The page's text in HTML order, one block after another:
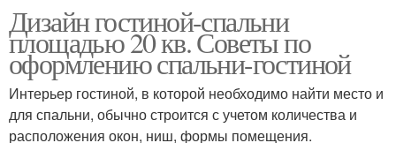
Дизайн гостиной-спальни
площадью 20 кв. Советы по
оформлению спальни-гостиной
Интерьер гостиной, в которой необходимо найти место и
для спальни, обычно строится с учетом количества и
расположения окон, ниш, формы помещения.